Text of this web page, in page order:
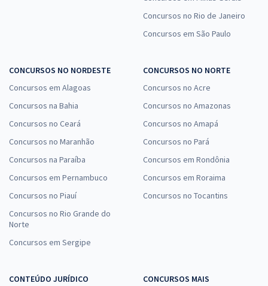
Concursos no Rio de Janeiro
Concursos em São Paulo
CONCURSOS NO NORDESTE
Concursos em Alagoas
Concursos na Bahia
Concursos no Ceará
Concursos no Maranhão
Concursos na Paraíba
Concursos em Pernambuco
Concursos no Piauí
Concursos no Rio Grande do
Norte
Concursos em Sergipe
CONCURSOS NO NORTE
Concursos no Acre
Concursos no Amazonas
Concursos no Amapá
Concursos no Pará
Concursos em Rondônia
Concursos em Roraima
Concursos no Tocantins
CONTEÚDO JURÍDICO
CONCURSOS MAIS